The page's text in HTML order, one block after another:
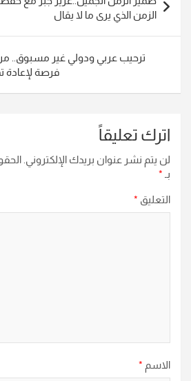
المقالات
الزمن الذي يرى ما لا يقال
ترحيب عربي ودولي غير مسبوق..
فرصة لإعادة
اترك تعليقاً
لن يتم نشر عنوان بريدك الإلكتروني.
بـ *
التعليق *
الاسم *